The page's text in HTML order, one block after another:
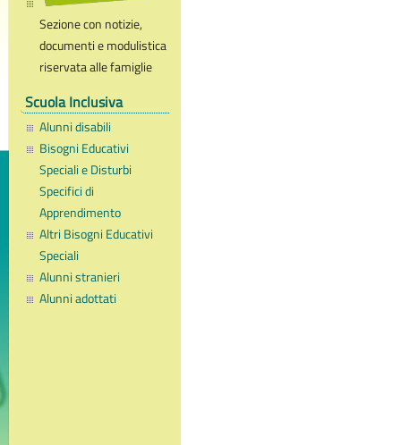
Sezione con notizie,
documenti e modulistica
riservata alle famiglie
Scuola Inclusiva
Alunni disabili
Bisogni Educativi
Speciali e Disturbi
Specifici di
Apprendimento
Altri Bisogni Educativi
Speciali
Alunni stranieri
Alunni adottati